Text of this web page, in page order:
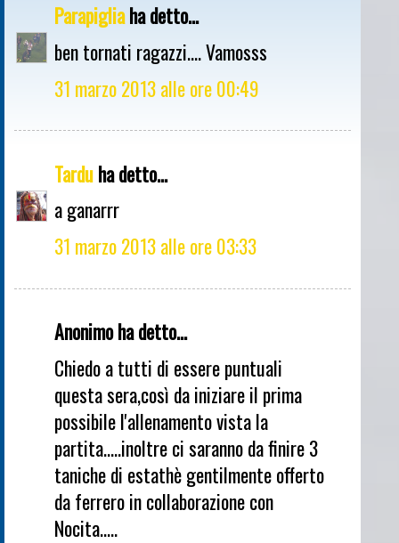
Parapigliaha detto...
ben tornati ragazzi.... Vamosss
31 marzo 2013 alle ore 00:49
Tarduha detto...
a ganarrr
31 marzo 2013 alle ore 03:33
Anonimo ha detto...
Chiedo a tutti di essere puntuali
questa sera,così da iniziare il prima
possibile l'allenamento vista la
partita.....inoltre ci saranno da finire 3
taniche di estathè gentilmente offerto
da ferrero in collaborazione con
Nocita.....